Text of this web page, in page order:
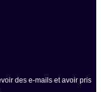
des e-mails et avoir pris